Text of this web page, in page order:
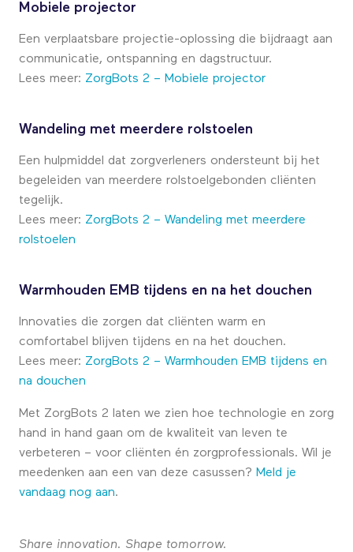
Mobiele projector
Een verplaatsbare projectie-oplossing die bijdraagt aan
communicatie, ontspanning en dagstructuur.
Lees meer: ZorgBots 2 – Mobiele projector
Wandeling met meerdere rolstoelen
Een hulpmiddel dat zorgverleners ondersteunt bij het
begeleiden van meerdere rolstoelgebonden cliënten
tegelijk.
Lees meer: ZorgBots 2 – Wandeling met meerdere
rolstoelen
Warmhouden EMB tijdens en na het douchen
Innovaties die zorgen dat cliënten warm en
comfortabel blijven tijdens en na het douchen.
Lees meer: ZorgBots 2 – Warmhouden EMB tijdens en
na douchen
Met ZorgBots 2 laten we zien hoe technologie en zorg
hand in hand gaan om de kwaliteit van leven te
verbeteren – voor cliënten én zorgprofessionals. Wil je
meedenken aan een van deze casussen? Meld je
vandaag nog aan.
Share innovation. Shape tomorrow.